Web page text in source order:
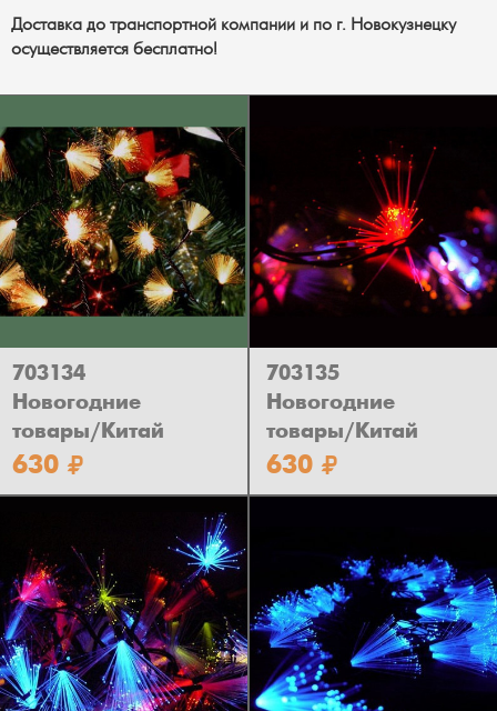
Доставка до транспортной компании и по г. Новокузнецку
осуществляется бесплатно!
703134
Новогодние
товары/Китай
630
703135
Новогодние
товары/Китай
630